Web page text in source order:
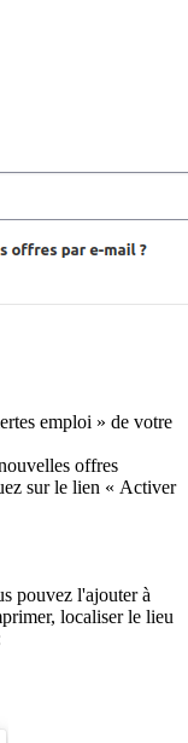
emploi » de votre
offres
sur le lien « Activer
pouvez l'ajouter à
localiser le lieu